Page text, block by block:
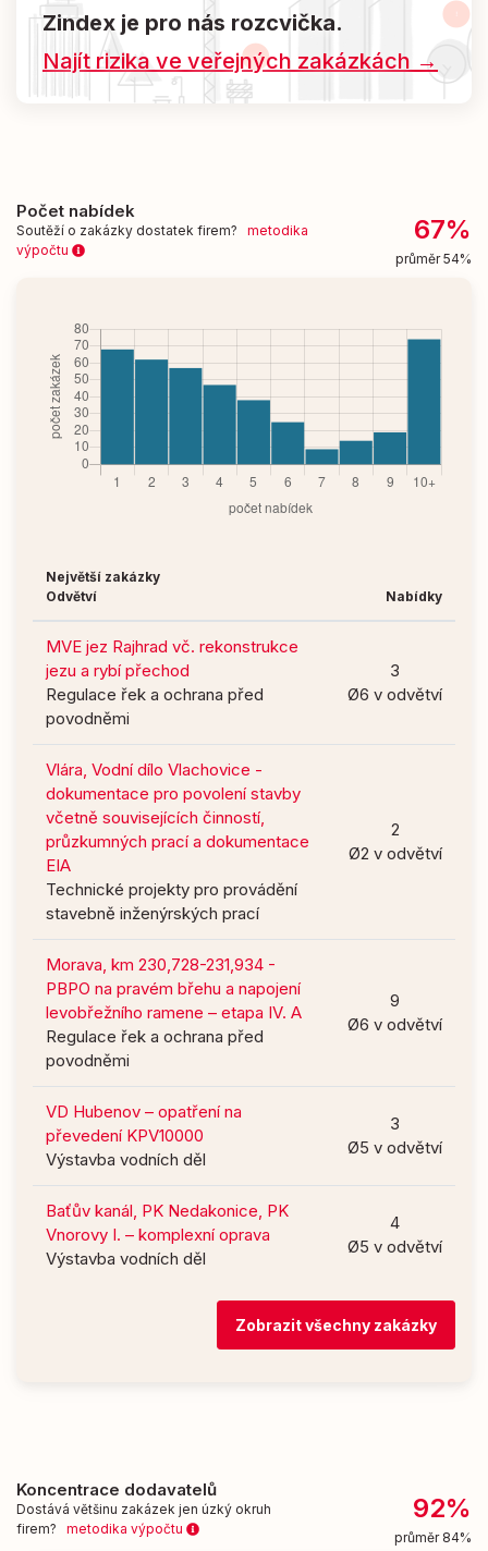
Zindex je pro nás rozcvička.
Najít rizika ve veřejných zakázkách →
Počet nabídek
Soutěží o zakázky dostatek firem? metodika
výpočtu
67%
průměr 54%
Největší zakázky
Odvětví
Nabídky
MVE jez Rajhrad vč. rekonstrukce
jezu a rybí přechod
Regulace řek a ochrana před
povodněmi
3
Ø6 v odvětví
Vlára, Vodní dílo Vlachovice -
dokumentace pro povolení stavby
včetně souvisejících činností,
průzkumných prací a dokumentace
EIA
Technické projekty pro provádění
stavebně inženýrských prací
2
Ø2 v odvětví
Morava, km 230,728-231,934 -
PBPO na pravém břehu a napojení
levobřežního ramene – etapa IV. A
Regulace řek a ochrana před
povodněmi
9
Ø6 v odvětví
VD Hubenov – opatření na
převedení KPV10000
Výstavba vodních děl
3
Ø5 v odvětví
Baťův kanál, PK Nedakonice, PK
Vnorovy I. – komplexní oprava
Výstavba vodních děl
4
Ø5 v odvětví
Zobrazit všechny zakázky
Koncentrace dodavatelů
Dostává většinu zakázek jen úzký okruh
firem? metodika výpočtu
92%
průměr 84%